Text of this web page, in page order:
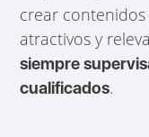
crear contenidos
atractivos y
siempre
cualificados.